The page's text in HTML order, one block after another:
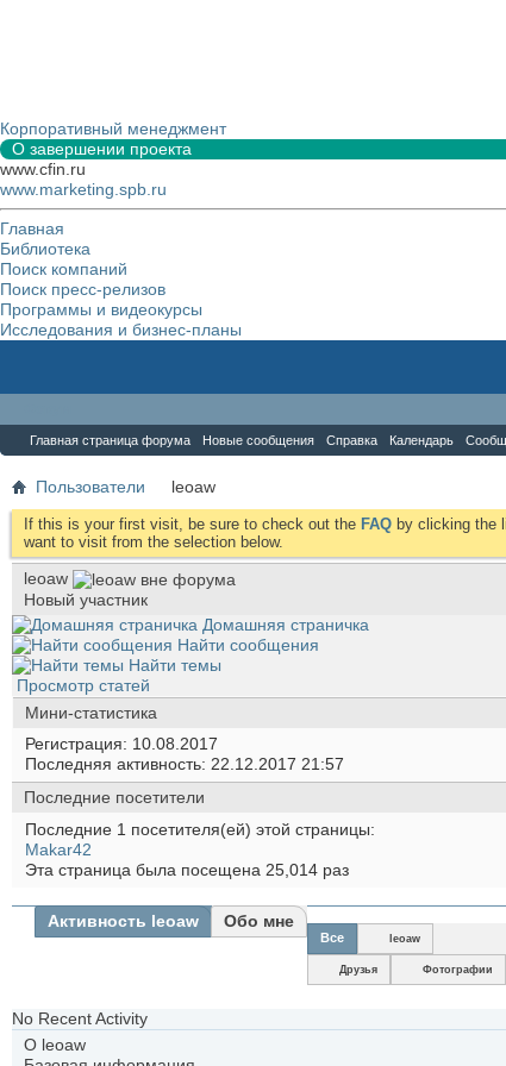
Корпоративный менеджмент
О завершении проекта
www.cfin.ru
www.marketing.spb.ru
Главная
Библиотека
Поиск компаний
Поиск пресс-релизов
Программы и видеокурсы
Исследования и бизнес-планы
Главная страница форума Новые сообщения Справка Календарь
Пользователи leoaw
If this is your first visit, be sure to check out the FAQ by clicking the
want to visit from the selection below.
leoaw
Новый участник
Домашняя страничка
Найти сообщения
Найти темы
Просмотр статей
Мини-статистика
Регистрация
10.08.2017
Последняя активность 22.12.2017 21:57
Последние посетители
Последние 1 посетителя(ей) этой страницы:
Makar42
Эта страница была посещена 25,014 раз
Активность leoaw Обо мне
Все leoaw
Друзья Фотографии
No Recent Activity
О leoaw